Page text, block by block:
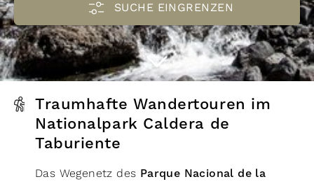
SUCHE EINGRENZEN
Distanz km
Höhenmeter
Traumhafte Wandertouren im
Nationalpark Caldera de
Taburiente
Das Wegenetz des Parque Nacional de la
alpines Gelände
hundefreundlich
streckenweise weglos
Routentyp
Hin- und Zurück
Rundwanderung
Strecke
Ø Auslastung
stark
moderat
gering
Filter zurücksetzen
18 Routen anzeigen